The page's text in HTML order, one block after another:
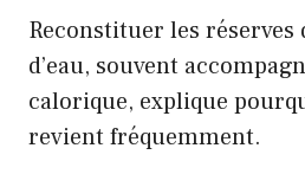
Reconstituer les réserves
d’eau, souvent
calorique, explique
revient fréquemment.